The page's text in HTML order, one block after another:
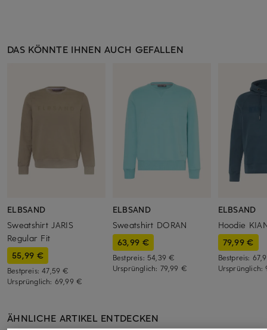
DAS KÖNNTE IHNEN AUCH GEFALLEN
ELBSAND
Sweatshirt JARIS
Regular Fit
55,99 €
Bestpreis:47,59 €
Ursprünglich: 69,99 €
ELBSAND
Sweatshirt DORAN
63,99 €
Bestpreis: 54,39 €
Ursprünglich: 79,99 €
ELBSAND
Hoodie
79,99 €
Bestpreis:
Ursprünglich:
ÄHNLICHE ARTIKEL ENTDECKEN